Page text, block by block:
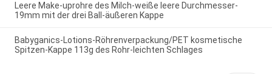
Leere Make-uprohre des Milch-weiße leere Durchmesser-
19mm mit der drei Ball-äußeren Kappe
Babyganics-Lotions-Röhrenverpackung/PET kosmetische
Spitzen-Kappe 113g des Rohr-leichten Schlages